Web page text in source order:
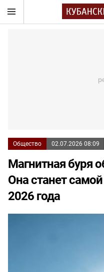
Общество 02.07.2026 08:09
Магнитная буря
Она станет
2026 года